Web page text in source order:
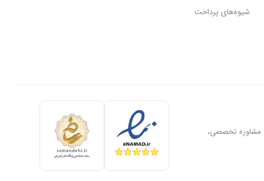
شیوه‌های پرداخت
مشاوره تخصصی،